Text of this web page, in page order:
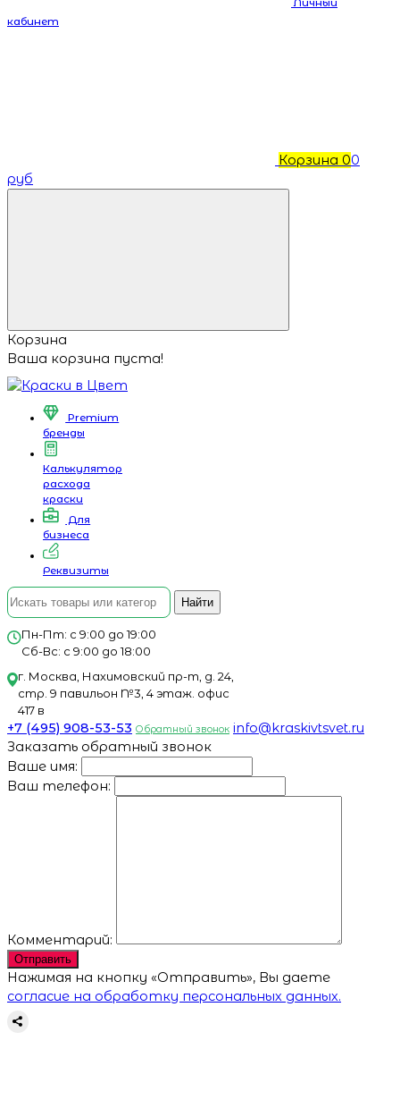
кабинет
Корзина 00
руб
Корзина
Ваша корзина пуста!
Premium
бренды
Калькулятор
расхода
краски
Для
бизнеса
Реквизиты
Найти
Пн-Пт: с 9:00 до 19:00
Сб-Вс: с 9:00 до 18:00
г. Москва, Нахимовский пр-т, д. 24,
стр. 9 павильон №3, 4 этаж. офис
417 в
+7 (495) 908-53-53 Обратный звонок info@kraskivtsvet.ru
Заказать обратный звонок
Ваше имя:
Ваш телефон:
Комментарий:
Отправить
Нажимая на кнопку «Отправить», Вы даете
согласие на обработку персональных данных.